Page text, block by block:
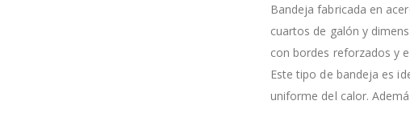
Bandeja fabricada en
cuartos de galón y
con bordes reforzados y
Este tipo de bandeja es
uniforme del calor.